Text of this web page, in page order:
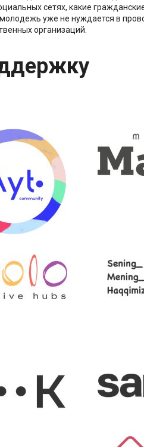
сетях, какие
уже не нуждается в
организаций.